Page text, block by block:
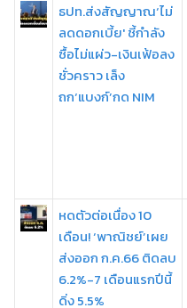
ธปท.ส่งสัญญาณ‘ไม่
ลดดอกเบี้ย' ชี้กำลัง
ซื้อไม่แผ่ว-เงินเฟ้อลง
ชั่วคราว เล็ง
ถก‘แบงก์’กด NIM
หดตัวต่อเนื่อง 10
เดือน! ‘พาณิชย์’เผย
ส่งออก ก.ค.66 ติดลบ
6.2%-7 เดือนแรกปีนี้
ดิ่ง 5.5%